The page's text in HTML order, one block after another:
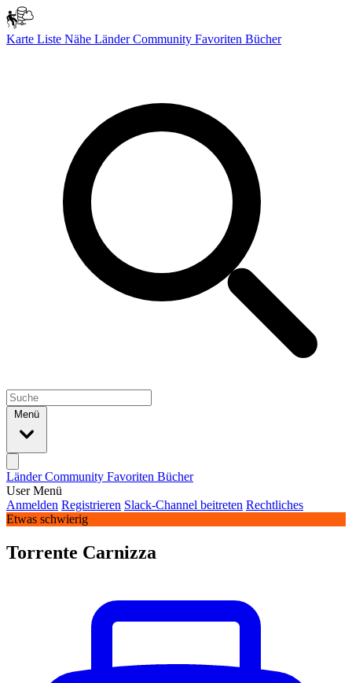
Karte Liste Nähe LänderCommunity Favoriten Bücher
Menü
LänderCommunity Favoriten Bücher
User Menü
Anmelden Registrieren Slack-Channel beitreten Rechtliches
Etwas schwierig
Torrente Carnizza